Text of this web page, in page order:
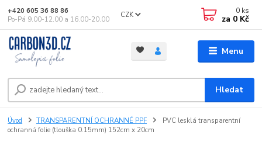
Menu
CZK
Hledat
+420 605 36 88 86
Po-Pá 9.00-12.00 a 16.00-20.00
0 ks
za 0 Kč
Úvod TRANSPARENTNÍ OCHRANNÉ PPF
PVC lesklá transparentní
ochranná folie (tlouška 0.15mm) 152cm x 20cm